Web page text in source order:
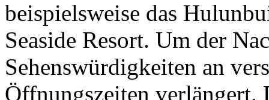
beispielsweise das
Seaside Resort. Um der
Sehenswürdigkeiten an
Öffnungszeiten verlängert.